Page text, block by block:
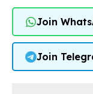
Join
Join